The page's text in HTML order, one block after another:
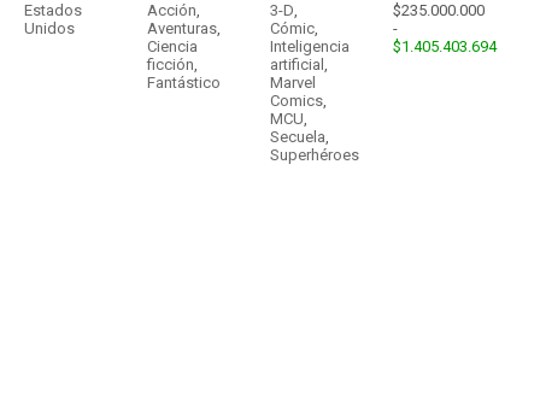
Estados
Unidos
Acción,
Aventuras,
Ciencia
ficción,
Fantástico
3-D,
Cómic,
Inteligencia
artificial ,
Marvel
Comics,
MCU,
Secuela,
Superhéroes
$235.000.000
-
$1.405.403.694